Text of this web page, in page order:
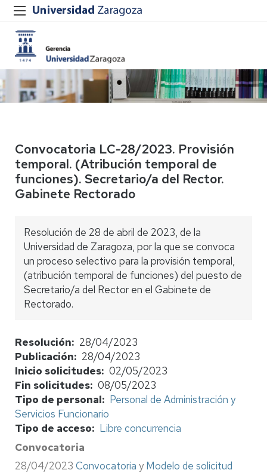
Convocatoria LC-28/2023. Provisión
temporal. (Atribución temporal de
funciones). Secretario/a del Rector.
Gabinete Rectorado
Resolución de 28 de abril de 2023, de la
Universidad de Zaragoza, por la que se convoca
un proceso selectivo para la provisión temporal,
(atribución temporal de funciones) del puesto de
Secretario/a del Rector en el Gabinete de
Rectorado.
Resolución
28/04/2023
Publicación
28/04/2023
Inicio solicitudes 02/05/2023
Fin solicitudes 08/05/2023
Tipo de personal
Personal de Administración y
Servicios Funcionario
Tipo de acceso
Libre concurrencia
Convocatoria
28/04/2023 Convocatoria y Modelo de solicitud